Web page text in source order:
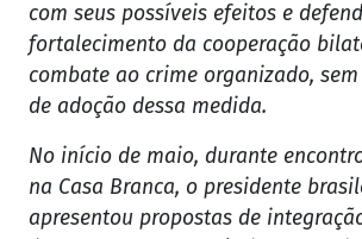
com seus possíveis efeitos e
fortalecimento da cooperação
combate ao crime organizado,
de adoção dessa medida.
No início de maio, durante
na Casa Branca, o presidente
apresentou propostas de